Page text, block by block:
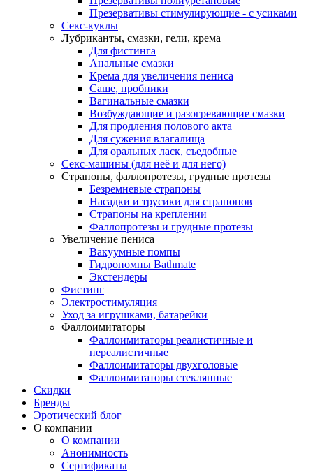
Презервативы стимулирующие - с усиками
Секс-куклы
Лубриканты, смазки, гели, крема
Для фистинга
Анальные смазки
Крема для увеличения пениса
Саше, пробники
Вагинальные смазки
Возбуждающие и разогревающие смазки
Для продления полового акта
Для сужения влагалища
Для оральных ласк, съедобные
Секс-машины (для неё и для него)
Страпоны, фаллопротезы, грудные протезы
Безремневые страпоны
Насадки и трусики для страпонов
Страпоны на креплении
Фаллопротезы и грудные протезы
Увеличение пениса
Вакуумные помпы
Гидропомпы Bathmate
Экстендеры
Фистинг
Электростимуляция
Уход за игрушками, батарейки
Фаллоимитаторы
Фаллоимитаторы реалистичные и
нереалистичные
Фаллоимитаторы двухголовые
Фаллоимитаторы стеклянные
Скидки
Бренды
Эротический блог
О компании
О компании
Анонимность
Сертификаты